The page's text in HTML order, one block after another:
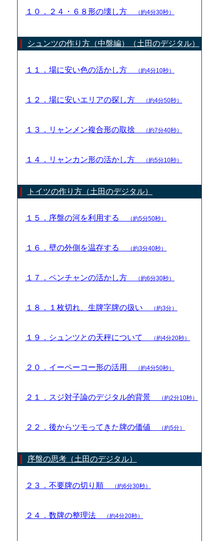
１０．２４・６８形の壊し方 （約4分30秒）
シュンツの作り方（中盤編）（土田のデジタル）
１１．場に安い色の活かし方 （約4分10秒）
１２．場に安いエリアの探し方 （約4分50秒）
１３．リャンメン複合形の取捨 （約7分40秒）
１４．リャンカン形の活かし方 （約5分10秒）
トイツの作り方（土田のデジタル）
１５．序盤の河を利用する （約5分50秒）
１６．壁の外側を温存する （約3分40秒）
１７．ペンチャンの活かし方 （約6分30秒）
１８．１枚切れ、生牌字牌の扱い （約3分）
１９．シュンツとの天秤について （約4分20秒）
２０．イーペーコー形の活用 （約4分50秒）
２１．スジ対子論のデジタル的背景 （約2分10秒）
２２．後からツモってきた牌の価値 （約5分）
序盤の思考（土田のデジタル）
２３．不要牌の切り順 （約6分30秒）
２４．数牌の整理法 （約4分20秒）